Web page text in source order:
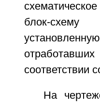
блок-
соответствии
На